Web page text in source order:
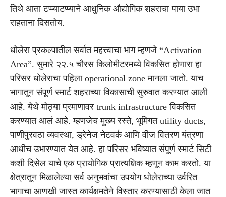
तिथे आता टप्प्याटप्प्याने आधुनिक औद्योगिक शहराचा पाया उभा
राहताना दिसतोय.
धोलेरा प्रकल्पातील सर्वात महत्त्वाचा भाग म्हणजे “Activation
Area”. सुमारे २२.५ चौरस किलोमीटरमध्ये विकसित होणारा हा
परिसर धोलेराचा पहिला operational zone मानला जातो. याच
भागातून संपूर्ण स्मार्ट शहराच्या विकासाची सुरुवात करण्यात आली
आहे. येथे मोठ्या प्रमाणावर trunk infrastructure विकसित
करण्यात आलं आहे. म्हणजेच मुख्य रस्ते, भूमिगत utility ducts,
पाणीपुरवठा व्यवस्था, ड्रेनेज नेटवर्क आणि वीज वितरण यंत्रणा
आधीच उभारण्यात येत आहे. हा परिसर भविष्यात संपूर्ण स्मार्ट सिटी
कशी दिसेल याचे एक प्रायोगिक प्रात्यक्षिक म्हणून काम करतो. या
क्षेत्रातून मिळालेल्या सर्व अनुभवांचा उपयोग धोलेराच्या उर्वरित
भागाचा आणखी जास्त कार्यक्षमतेने विस्तार करण्यासाठी केला जात